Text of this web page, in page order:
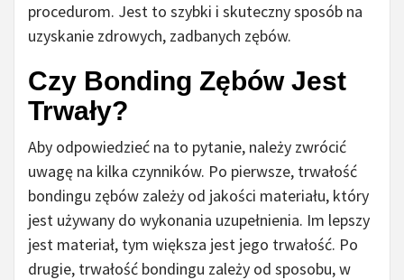
procedurom. Jest to szybki i skuteczny sposób na
uzyskanie zdrowych, zadbanych zębów.
Czy Bonding Zębów Jest
Trwały?
Aby odpowiedzieć na to pytanie, należy zwrócić
uwagę na kilka czynników. Po pierwsze, trwałość
bondingu zębów zależy od jakości materiału, który
jest używany do wykonania uzupełnienia. Im lepszy
jest materiał, tym większa jest jego trwałość. Po
drugie, trwałość bondingu zależy od sposobu, w